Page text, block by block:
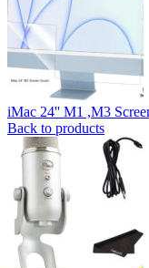
iMac 24'' M1 ,M3
Back to products